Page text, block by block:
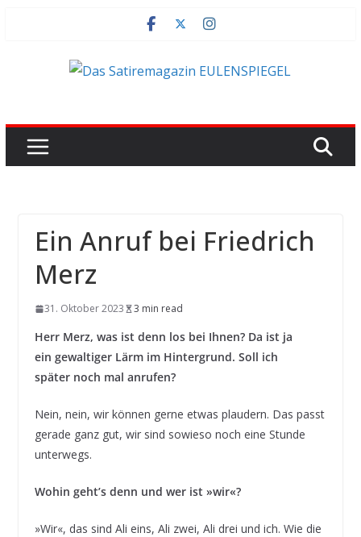
Ein Anruf bei Friedrich
Merz
31. Oktober 2023 3 min read
Herr Merz, was ist denn los bei Ihnen? Da ist ja
ein gewaltiger Lärm im Hintergrund. Soll ich
später noch mal anrufen?
Nein, nein, wir können gerne etwas plaudern. Das passt
gerade ganz gut, wir sind sowieso noch eine Stunde
unterwegs.
Wohin geht’s denn und wer ist »wir«?
»Wir«, das sind Ali eins, Ali zwei, Ali drei und ich. Wie die